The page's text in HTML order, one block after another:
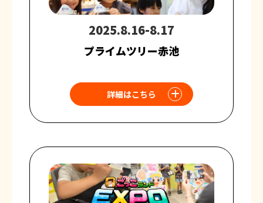
2025.8.16-8.17
プライムツリー赤池
詳細はこちら